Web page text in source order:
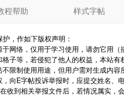
程帮助 样式字帖
，作如下版权声明：
网络，仅用于学习使用，请勿它用
子等，若侵犯了他人的权益，本站有
限制使用用途，但用户需对生成内
向E字帖投诉举报时，应提交姓名
收到相关举报文件后，若情况属实，